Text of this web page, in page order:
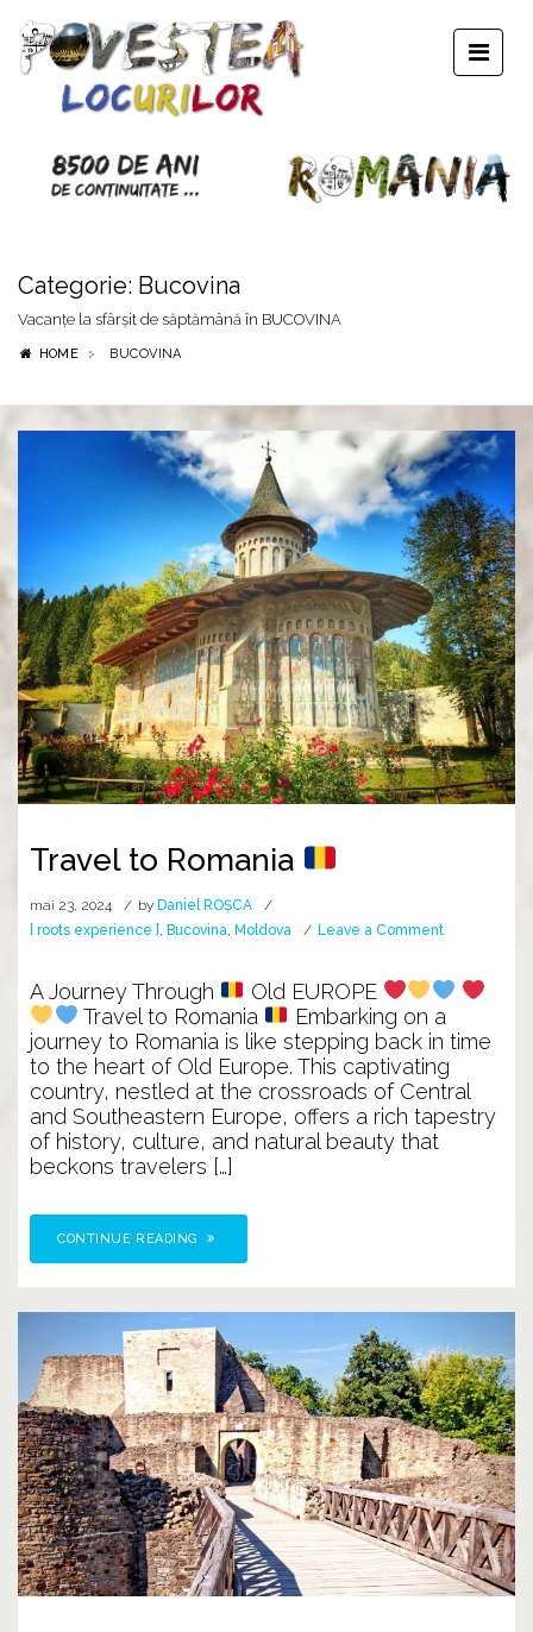
Categorie: Bucovina
Vacanțe la sfârșit de săptămână în BUCOVINA
HOME BUCOVINA
Travel to Romania
mai 23, 2024 by Daniel ROȘCA
[ roots experience ] Bucovina Moldova Leave a Commenton
to
Romania
A Journey Through
Old EUROPE
Travel to Romania
Embarking on a
journey to Romania is like stepping back in time
to the heart of Old Europe. This captivating
country, nestled at the crossroads of Central
and Southeastern Europe, offers a rich tapestry
of history, culture, and natural beauty that
beckons travelers […]
CONTINUE READING